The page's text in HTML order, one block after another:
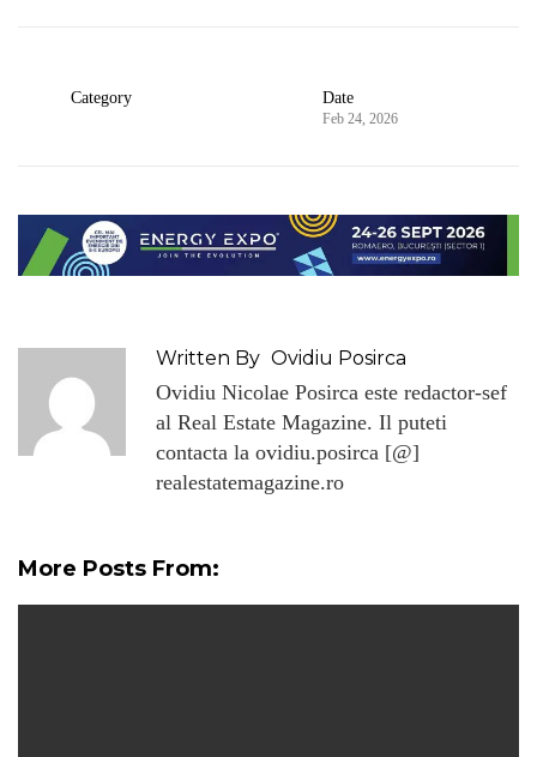
Category Date
Feb 24, 2026
Written By Ovidiu Posirca
Ovidiu Nicolae Posirca este redactor-sef
al Real Estate Magazine. Il puteti
contacta la ovidiu.posirca [@]
realestatemagazine.ro
More Posts From: